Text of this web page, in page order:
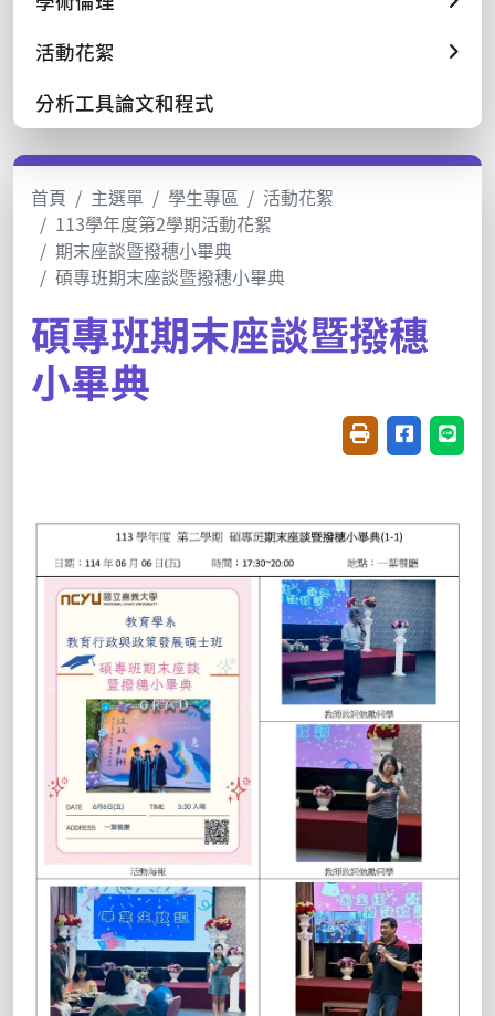
活動花絮
分析工具論文和程式
首頁 主選單 學生專區
活動花絮
113學年度第2學期活動花絮
期末座談暨撥穗小畢典
碩專班期末座談暨撥穗小畢典
碩專班期末座談暨撥穗
小畢典
友善列印(開新視
分享至臉書
分享